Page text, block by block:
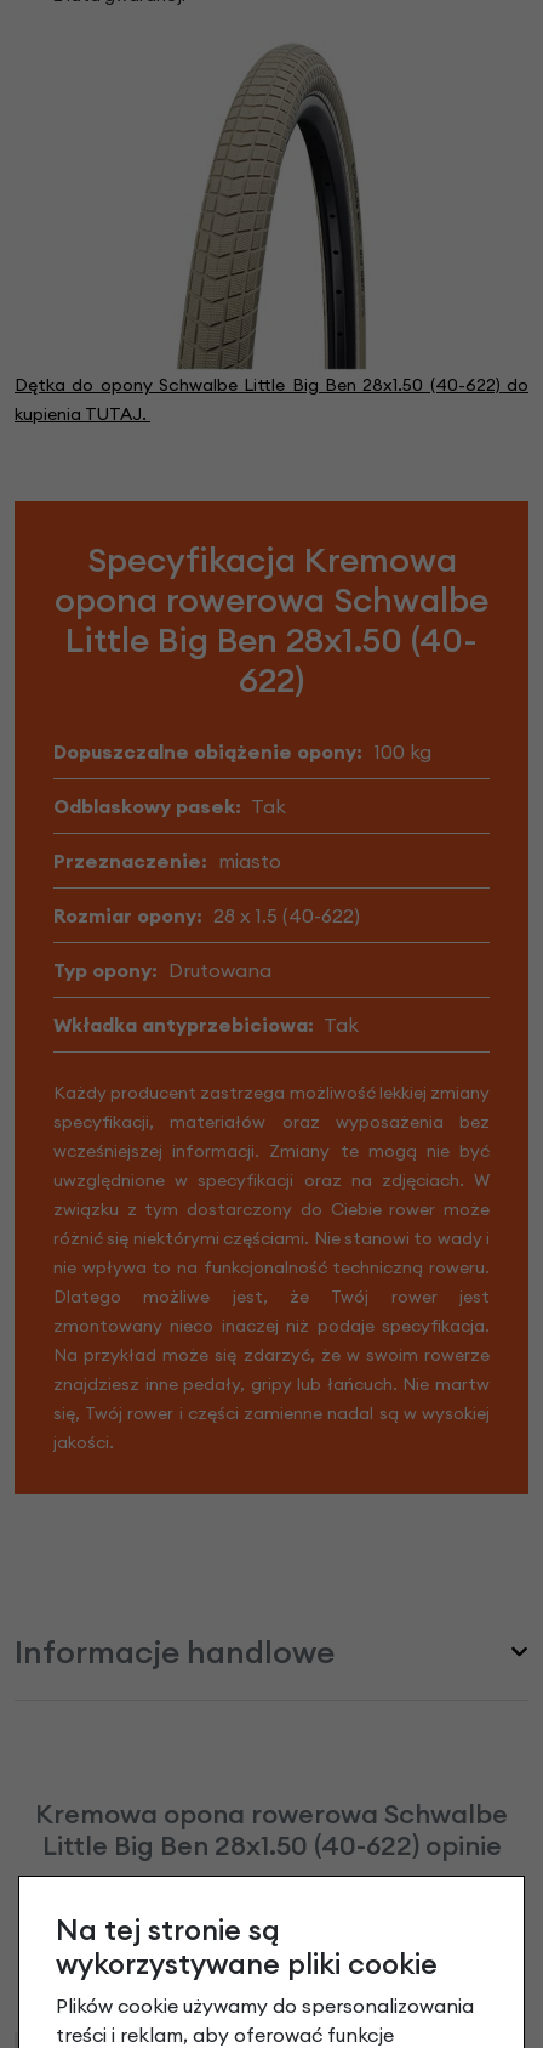
Dętka do opony Schwalbe Little Big Ben 28x1.50 (40-622) do
kupienia TUTAJ.
Specyfikacja Kremowa
opona rowerowa Schwalbe
Little Big Ben 28x1.50 (40-
622)
Dopuszczalne obiążenie opony: 100 kg
Odblaskowy pasek: Tak
Przeznaczenie: miasto
Rozmiar opony: 28 x 1.5 (40-622)
Typ opony: Drutowana
Wkładka antyprzebiciowa: Tak
Każdy producent zastrzega możliwość lekkiej zmiany
specyfikacji, materiałów oraz wyposażenia bez
wcześniejszej informacji. Zmiany te mogą nie być
uwzględnione w specyfikacji oraz na zdjęciach. W
związku z tym dostarczony do Ciebie rower może
różnić się niektórymi częściami. Nie stanowi to wady i
nie wpływa to na funkcjonalność techniczną roweru.
Dlatego możliwe jest, że Twój rower jest
zmontowany nieco inaczej niż podaje specyfikacja.
Na przykład może się zdarzyć, że w swoim rowerze
znajdziesz inne pedały, gripy lub łańcuch. Nie martw
się, Twój rower i części zamienne nadal są w wysokiej
jakości.
Informacje handlowe
Kremowa opona rowerowa Schwalbe
Little Big Ben 28x1.50 (40-622) opinie
Dodaj opinię
Brak opinii. Może warto dodać własną?
Na tej stronie są
wykorzystywane pliki cookie
Plików cookie używamy do spersonalizowania
treści i reklam, aby oferować funkcje